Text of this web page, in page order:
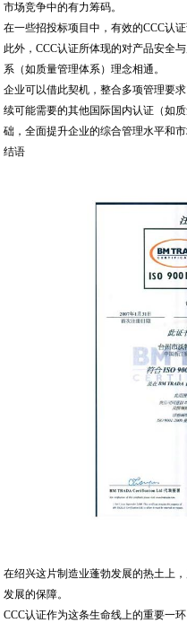
市场竞争中的有力筹码。
在一些招投标项目中，有效的CCC认
此外，CCC认证所体现的对产品安全
系（如质量管理体系）理念相通。
企业可以借此契机，整合多项管理要
续可能需要的其他国际国内认证（如
础，全面提升企业的综合管理水平和市
结语
在绍兴这片制造业蓬勃发展的热土上
发展的保障。
CCC认证作为这条生命线上的重要一